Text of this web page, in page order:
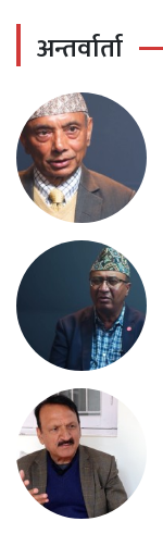
अन्तर्वार्ता